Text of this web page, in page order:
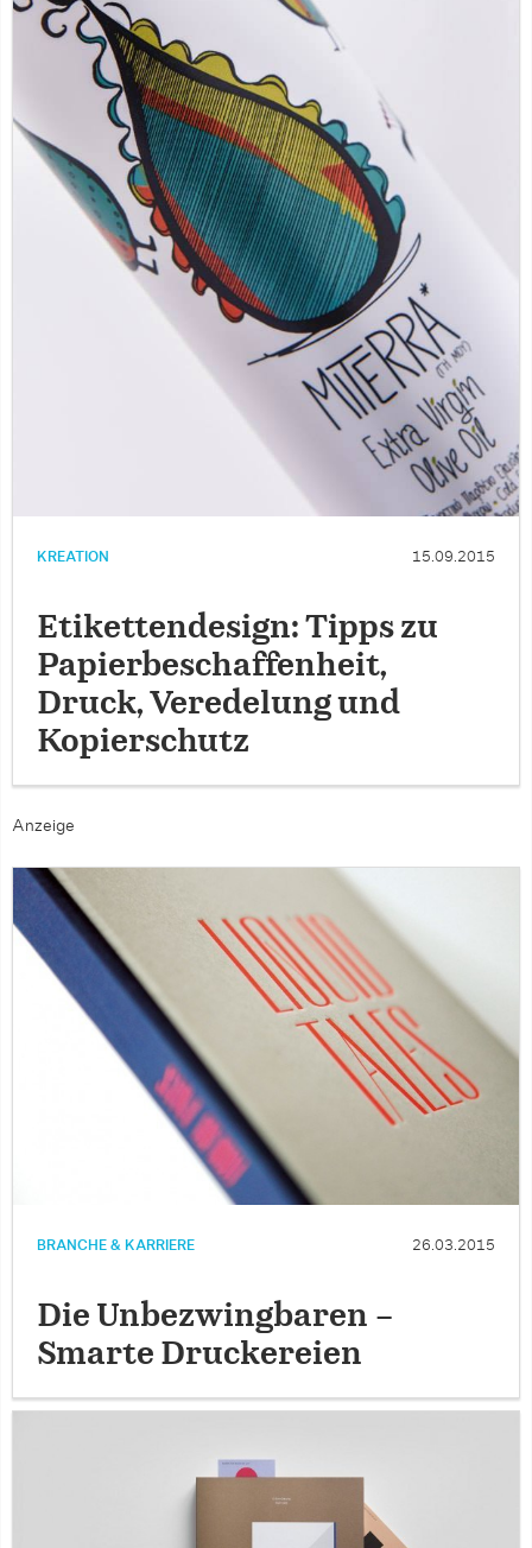
KREATION 15.09.2015
Etikettendesign: Tipps zu
Papierbeschaffenheit,
Druck, Veredelung und
Kopierschutz
Anzeige
BRANCHE & KARRIERE 26.03.2015
Die Unbezwingbaren –
Smarte Druckereien